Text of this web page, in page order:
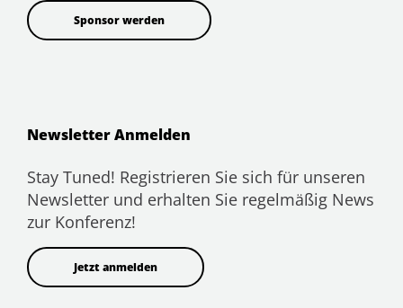
Sponsor werden
Newsletter Anmelden
Stay Tuned! Registrieren Sie sich für unseren
Newsletter und erhalten Sie regelmäßig News
zur Konferenz!
Jetzt anmelden